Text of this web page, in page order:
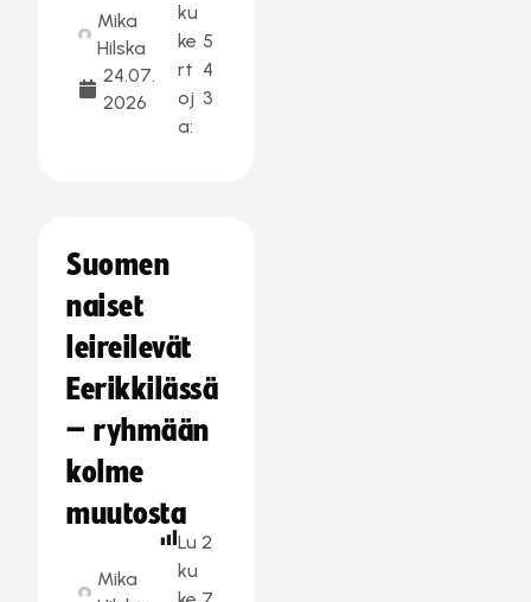
Mika
Hilska
24.07.
2026
ku
ke
rt
oj
a:
5
4
3
Suomen
naiset
leireilevät
Eerikkilässä
– ryhmään
kolme
muutosta
Mika
Lu
ku
2